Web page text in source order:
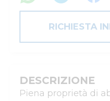
RICHIESTA
DESCRIZIONE
Piena proprietà di